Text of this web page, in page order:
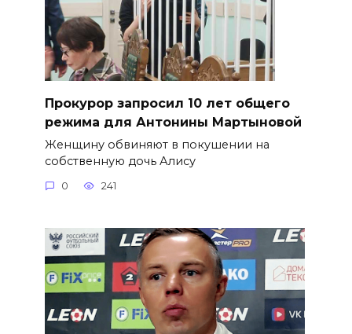
​Прокурор запросил 10 лет общего
режима для Антонины Мартыновой
Женщину обвиняют в покушении на
собственную дочь Алису
0 241